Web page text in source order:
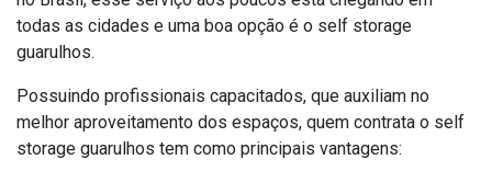
todas as cidades e uma boa opção é o self storage
guarulhos.
Possuindo profissionais capacitados, que auxiliam no
melhor aproveitamento dos espaços, quem contrata o self
storage guarulhos tem como principais vantagens: